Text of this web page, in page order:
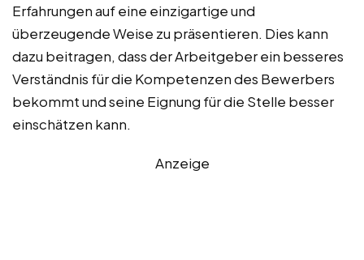
Erfahrungen auf eine einzigartige und
überzeugende Weise zu präsentieren. Dies kann
dazu beitragen, dass der Arbeitgeber ein besseres
Verständnis für die Kompetenzen des Bewerbers
bekommt und seine Eignung für die Stelle besser
einschätzen kann.
Anzeige